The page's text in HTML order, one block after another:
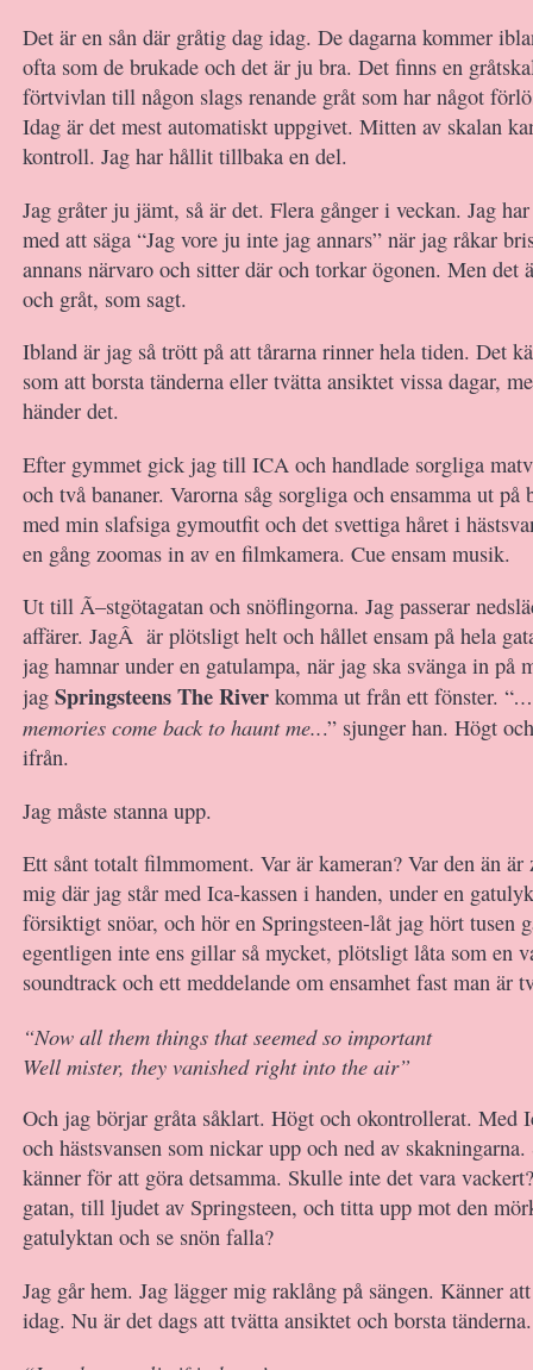
Det är en sån där gråtig dag idag. De dagarna kommer
ofta som de brukade och det är ju bra. Det finns en
förtvivlan till någon slags renande gråt som har något
Idag är det mest automatiskt uppgivet. Mitten av skalan
kontroll. Jag har hållit tillbaka en del.
Jag gråter ju jämt, så är det. Flera gånger i veckan. Jag
med att säga “Jag vore ju inte jag annars” när jag råkar
annans närvaro och sitter där och torkar ögonen. Men det
och gråt, som sagt.
Ibland är jag så trött på att tårarna rinner hela tiden. Det
som att borsta tänderna eller tvätta ansiktet vissa dagar,
händer det.
Efter gymmet gick jag till ICA och handlade sorgliga
och två bananer. Varorna såg sorgliga och ensamma ut på
med min slafsiga gymoutfit och det svettiga håret i
en gång zoomas in av en filmkamera. Cue ensam musik.
Ut till Ã–stgötagatan och snöflingorna. Jag passerar
affärer. JagÂ är plötsligt helt och hållet ensam på hela
jag hamnar under en gatulampa, när jag ska svänga in på
jag Springsteens The River komma ut från ett fönster. “
memories come back to haunt me...” sjunger han. Högt
ifrån.
Jag måste stanna upp.
Ett sånt totalt filmmoment. Var är kameran? Var den än är
mig där jag står med Ica-kassen i handen, under en
försiktigt snöar, och hör en Springsteen-låt jag hört tusen
egentligen inte ens gillar så mycket, plötsligt låta som en
soundtrack och ett meddelande om ensamhet fast man är
“Now all them things that seemed so important
Well mister, they vanished right into the air”
Och jag börjar gråta såklart. Högt och okontrollerat. Med
och hästsvansen som nickar upp och ned av
känner för att göra detsamma. Skulle inte det vara
gatan, till ljudet av Springsteen, och titta upp mot den
gatulyktan och se snön falla?
Jag går hem. Jag lägger mig raklång på sängen. Känner
idag. Nu är det dags att tvätta ansiktet och borsta tänderna.